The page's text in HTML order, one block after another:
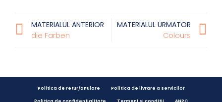
MATERIALUL ANTERIOR
die Farben
MATERIALUL URMATOR
Colours
Politica de retur/anulare Politica de livrare a servicilor